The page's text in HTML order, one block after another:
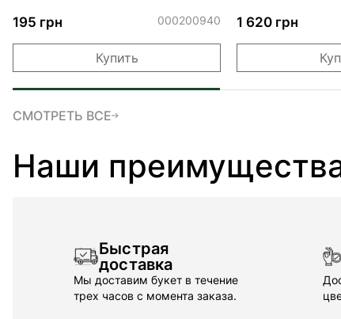
195 грн
000200940
Купить
1 620 грн
СМОТРЕТЬ ВСЕ
Наши
Быстрая
доставка
Мы доставим букет в течение
трех часов с момента заказа.